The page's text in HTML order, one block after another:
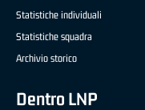
Statistiche individuali
Statistiche squadra
Archivio storico
Dentro LNP